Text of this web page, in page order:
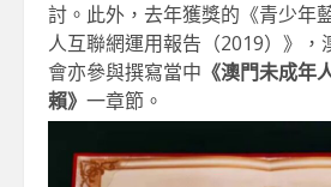
討。此外，去年獲獎的《青少年
人互聯網運用報告（2019）》，
會亦參與撰寫當中 《澳門未成年
賴》 一章節。